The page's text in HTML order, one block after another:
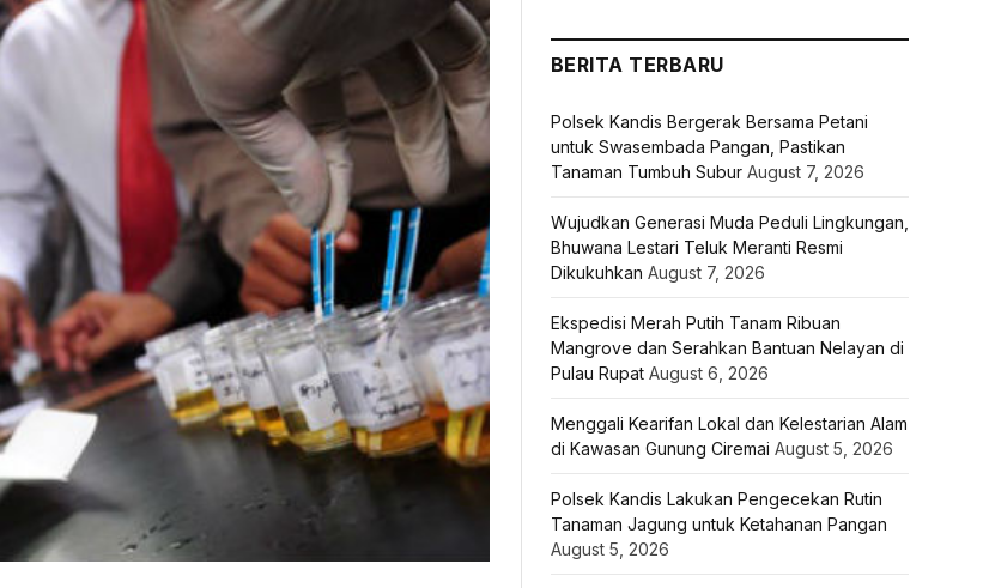
BERITA TERBARU
Polsek Kandis Bergerak Bersama Petani
untuk Swasembada Pangan, Pastikan
Tanaman Tumbuh Subur August 7, 2026
Wujudkan Generasi Muda Peduli Lingkungan,
Bhuwana Lestari Teluk Meranti Resmi
Dikukuhkan August 7, 2026
Ekspedisi Merah Putih Tanam Ribuan
Mangrove dan Serahkan Bantuan Nelayan di
Pulau Rupat August 6, 2026
Menggali Kearifan Lokal dan Kelestarian Alam
di Kawasan Gunung Ciremai August 5, 2026
Polsek Kandis Lakukan Pengecekan Rutin
Tanaman Jagung untuk Ketahanan Pangan
August 5, 2026